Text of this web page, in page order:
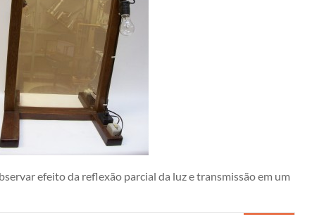
efeito da reflexão parcial da luz e transmissão em um